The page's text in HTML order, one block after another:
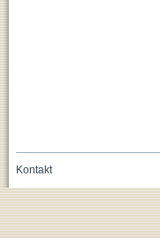
Kontakt